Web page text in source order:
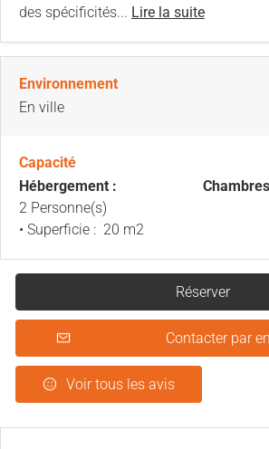
des spécificités... Lire la suite
Environnement
En ville
Capacité
Hébergement :
2 Personne(s)
• Superficie : 20 m2
Réserver
Contacter par
Voir tous les avis